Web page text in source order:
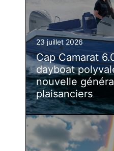
23 juillet 2026
Cap Camarat
dayboat
nouvelle
plaisanciers